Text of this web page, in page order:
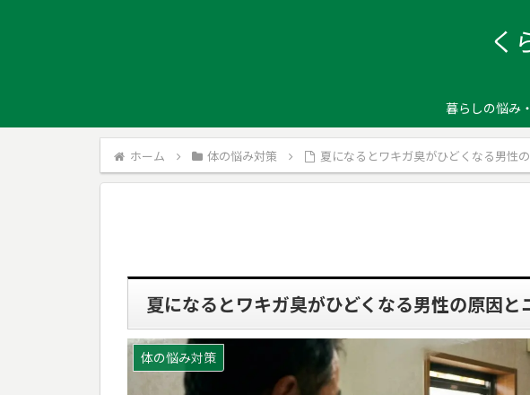
く
暮らしの悩み
ホーム 体の悩み対策 夏になるとワキガ臭がひどくなる男性
夏になるとワキガ臭がひどくなる男性の原因と
体の悩み対策